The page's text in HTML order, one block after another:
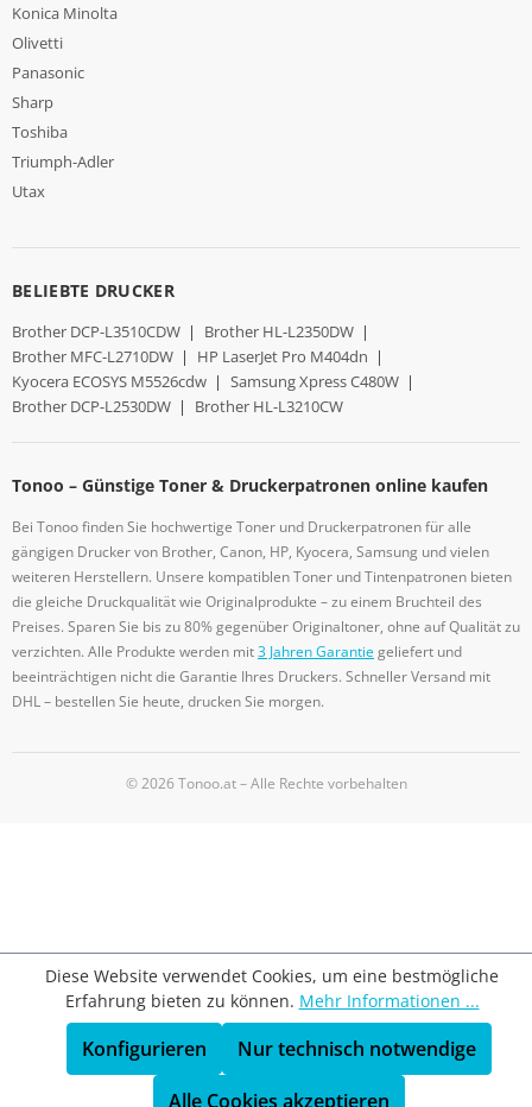
Konica Minolta
Olivetti
Panasonic
Sharp
Toshiba
Triumph-Adler
Utax
BELIEBTE DRUCKER
Brother DCP-L3510CDW | Brother HL-L2350DW |
Brother MFC-L2710DW | HP LaserJet Pro M404dn |
Kyocera ECOSYS M5526cdw | Samsung Xpress C480W |
Brother DCP-L2530DW | Brother HL-L3210CW
Tonoo – Günstige Toner & Druckerpatronen online kaufen
Bei Tonoo finden Sie hochwertige Toner und Druckerpatronen für alle
gängigen Drucker von Brother, Canon, HP, Kyocera, Samsung und vielen
weiteren Herstellern. Unsere kompatiblen Toner und Tintenpatronen bieten
die gleiche Druckqualität wie Originalprodukte – zu einem Bruchteil des
Preises. Sparen Sie bis zu 80% gegenüber Originaltoner, ohne auf Qualität zu
verzichten. Alle Produkte werden mit3 Jahren Garantiegeliefert und
beeinträchtigen nicht die Garantie Ihres Druckers. Schneller Versand mit
DHL – bestellen Sie heute, drucken Sie morgen.
© 2026 Tonoo.at – Alle Rechte vorbehalten
Diese Website verwendet Cookies, um eine bestmögliche
Erfahrung bieten zu können. Mehr Informationen ...
Nur technisch notwendige
Konfigurieren
Alle Cookies akzeptieren